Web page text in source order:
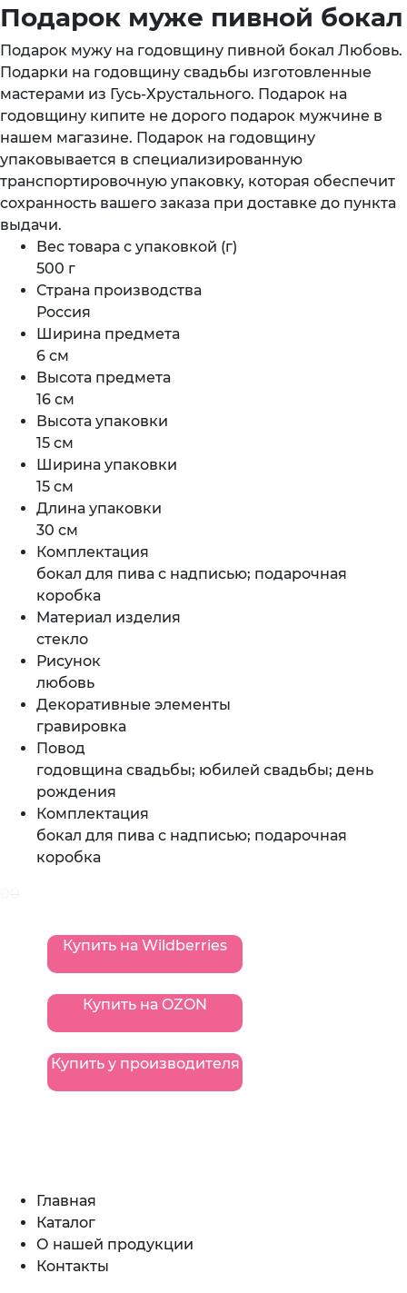
Подарок мужe пивной бокал
Подарок мужу на годовщину пивной бокал Любовь.
Подарки на годовщину свадьбы изготовленные
мастерами из Гусь-Хрустального. Подарок на
годовщину кипите не дорого подарок мужчине в
нашем магазине. Подарок на годовщину
упаковывается в специализированную
транспортировочную упаковку, которая обеспечит
сохранность вашего заказа при доставке до пункта
выдачи.
Вес товара с упаковкой (г)
500 г
Страна производства
Россия
Ширина предмета
6 см
Высота предмета
16 см
Высота упаковки
15 см
Ширина упаковки
15 см
Длина упаковки
30 см
Комплектация
бокал для пива с надписью; подарочная
коробка
Материал изделия
стекло
Рисунок
любовь
Декоративные элементы
гравировка
Повод
годовщина свадьбы; юбилей свадьбы; день
рождения
Комплектация
бокал для пива с надписью; подарочная
коробка
0
Купить на Wildberries
Купить у производителя
Купить на OZON
Главная
Каталог
О нашей продукции
Контакты